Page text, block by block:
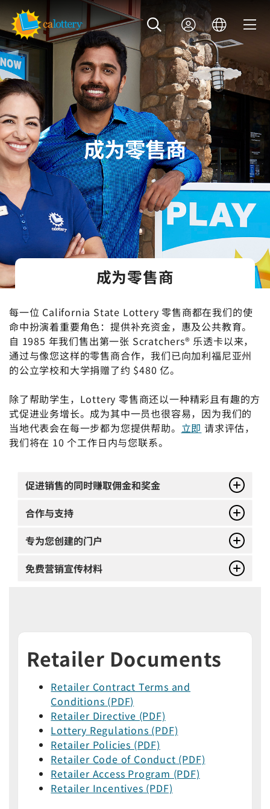
成为零售商
成为零售商
每一位 California State Lottery 零售商都在我们的使
命中扮演着重要角色：提供补充资金，惠及公共教育。
自 1985 年我们售出第一张 Scratchers® 乐透卡以来，
通过与像您这样的零售商合作，我们已向加利福尼亚州
的公立学校和大学捐赠了约 $480 亿。
除了帮助学生，Lottery 零售商还以一种精彩且有趣的方
式促进业务增长。成为其中一员也很容易，因为我们的
当地代表会在每一步都为您提供帮助。 立即 请求评估，
我们将在 10 个工作日内与您联系。
促进销售的同时赚取佣金和奖金
合作与支持
专为您创建的门户
免费营销宣传材料
Retailer Documents
Retailer Contract Terms and
Conditions (PDF)
Retailer Directive (PDF)
Lottery Regulations (PDF)
Retailer Policies (PDF)
Retailer Code of Conduct (PDF)
Retailer Access Program (PDF)
Retailer Incentives (PDF)